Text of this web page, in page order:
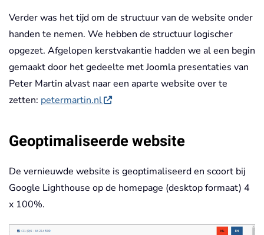
Verder was het tijd om de structuur van de website onder
handen te nemen. We hebben de structuur logischer
opgezet. Afgelopen kerstvakantie hadden we al een begin
gemaakt door het gedeelte met Joomla presentaties van
Peter Martin alvast naar een aparte website over te
zetten: petermartin.nl
Geoptimaliseerde website
De vernieuwde website is geoptimaliseerd en scoort bij
Google Lighthouse op de homepage (desktop formaat) 4
x 100%.